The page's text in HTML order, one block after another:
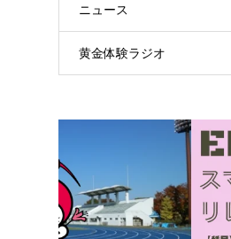
ニュース
黄金体験ラジオ